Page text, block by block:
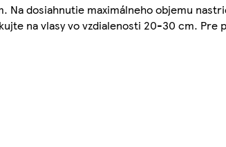
Na dosiahnutie maximálneho objemu
na vlasy vo vzdialenosti 20-30 cm.